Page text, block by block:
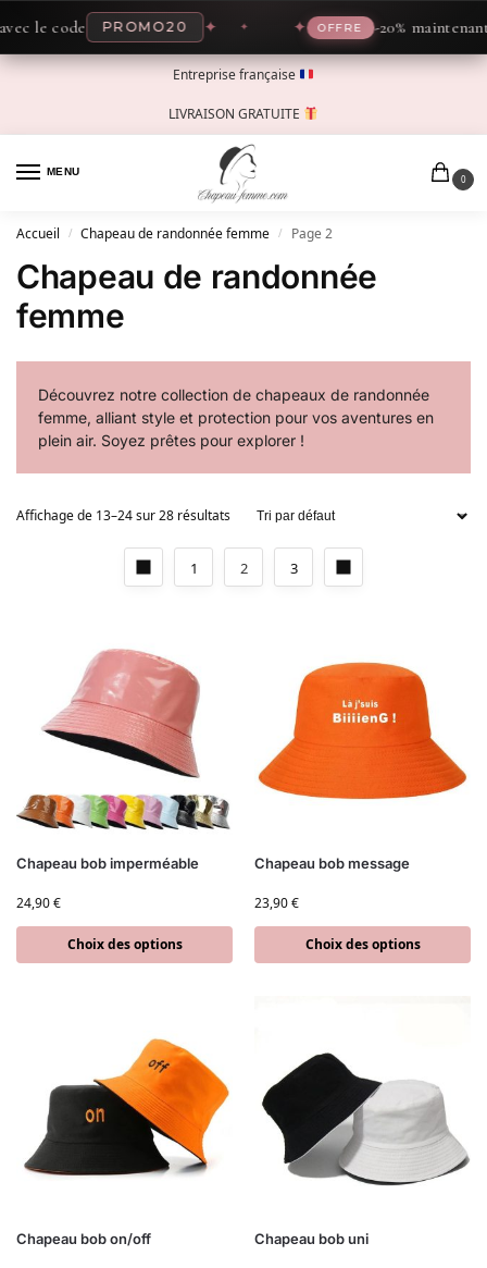
code PROMO20 ✦ OFFRE -20% maintenant
Entreprise française
LIVRAISON GRATUITE
MENU
0
Accueil / Chapeau de randonnée femme / Page 2
Chapeau de randonnée
femme
Découvrez notre collection de chapeaux de randonnée
femme, alliant style et protection pour vos aventures en
plein air. Soyez prêtes pour explorer !
Affichage de 13–24 sur 28 résultats
1 2 3
Chapeau bob imperméable
24,90€
Choix des options
Chapeau bob message
23,90€
Choix des options
Chapeau bob on/off Chapeau bob uni